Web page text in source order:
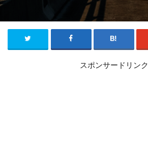
スポンサードリンク